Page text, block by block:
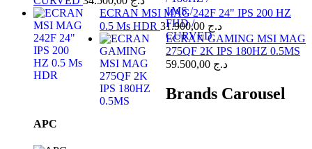
ECRAN MSI MAG 242F 24" IPS 200 HZ
0.5 Ms HDR
د.ج
ECRAN GAMING MSI MAG
275QF 2K IPS 180HZ 0.5MS
د.ج
Brands Carousel
APC